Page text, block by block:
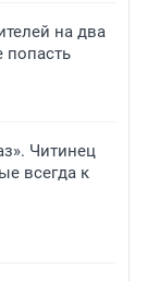
на два
попасть
Читинец
всегда к